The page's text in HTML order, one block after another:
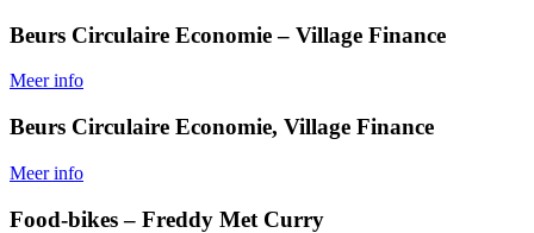
Beurs Circulaire Economie – Village Finance
Meer info
Beurs Circulaire Economie, Village Finance
Meer info
Food-bikes – Freddy Met Curry